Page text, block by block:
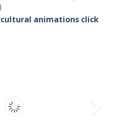
animations click